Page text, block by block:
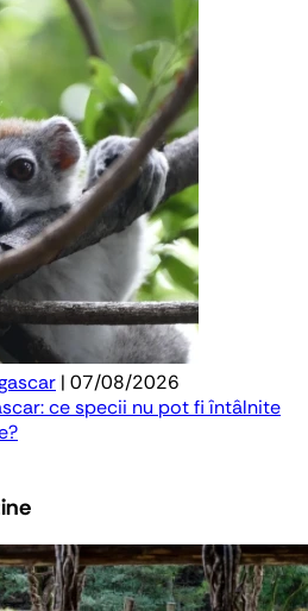
| 07/08/2026
ce specii nu pot fi întâlnite